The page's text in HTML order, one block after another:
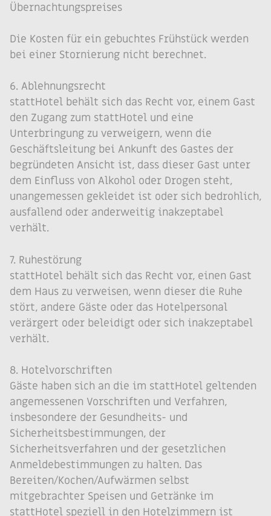
Übernachtungspreises
Die Kosten für ein gebuchtes Frühstück werden
bei einer Stornierung nicht berechnet.
6. Ablehnungsrecht
stattHotel behält sich das Recht vor, einem Gast
den Zugang zum stattHotel und eine
Unterbringung zu verweigern, wenn die
Geschäftsleitung bei Ankunft des Gastes der
begründeten Ansicht ist, dass dieser Gast unter
dem Einfluss von Alkohol oder Drogen steht,
unangemessen gekleidet ist oder sich bedrohlich,
ausfallend oder anderweitig inakzeptabel
verhält.
7. Ruhestörung
stattHotel behält sich das Recht vor, einen Gast
dem Haus zu verweisen, wenn dieser die Ruhe
stört, andere Gäste oder das Hotelpersonal
verärgert oder beleidigt oder sich inakzeptabel
verhält.
8. Hotelvorschriften
Gäste haben sich an die im stattHotel geltenden
angemessenen Vorschriften und Verfahren,
insbesondere der Gesundheits- und
Sicherheitsbestimmungen, der
Sicherheitsverfahren und der gesetzlichen
Anmeldebestimmungen zu halten. Das
Bereiten/Kochen/Aufwärmen selbst
mitgebrachter Speisen und Getränke im
stattHotel speziell in den Hotelzimmern ist